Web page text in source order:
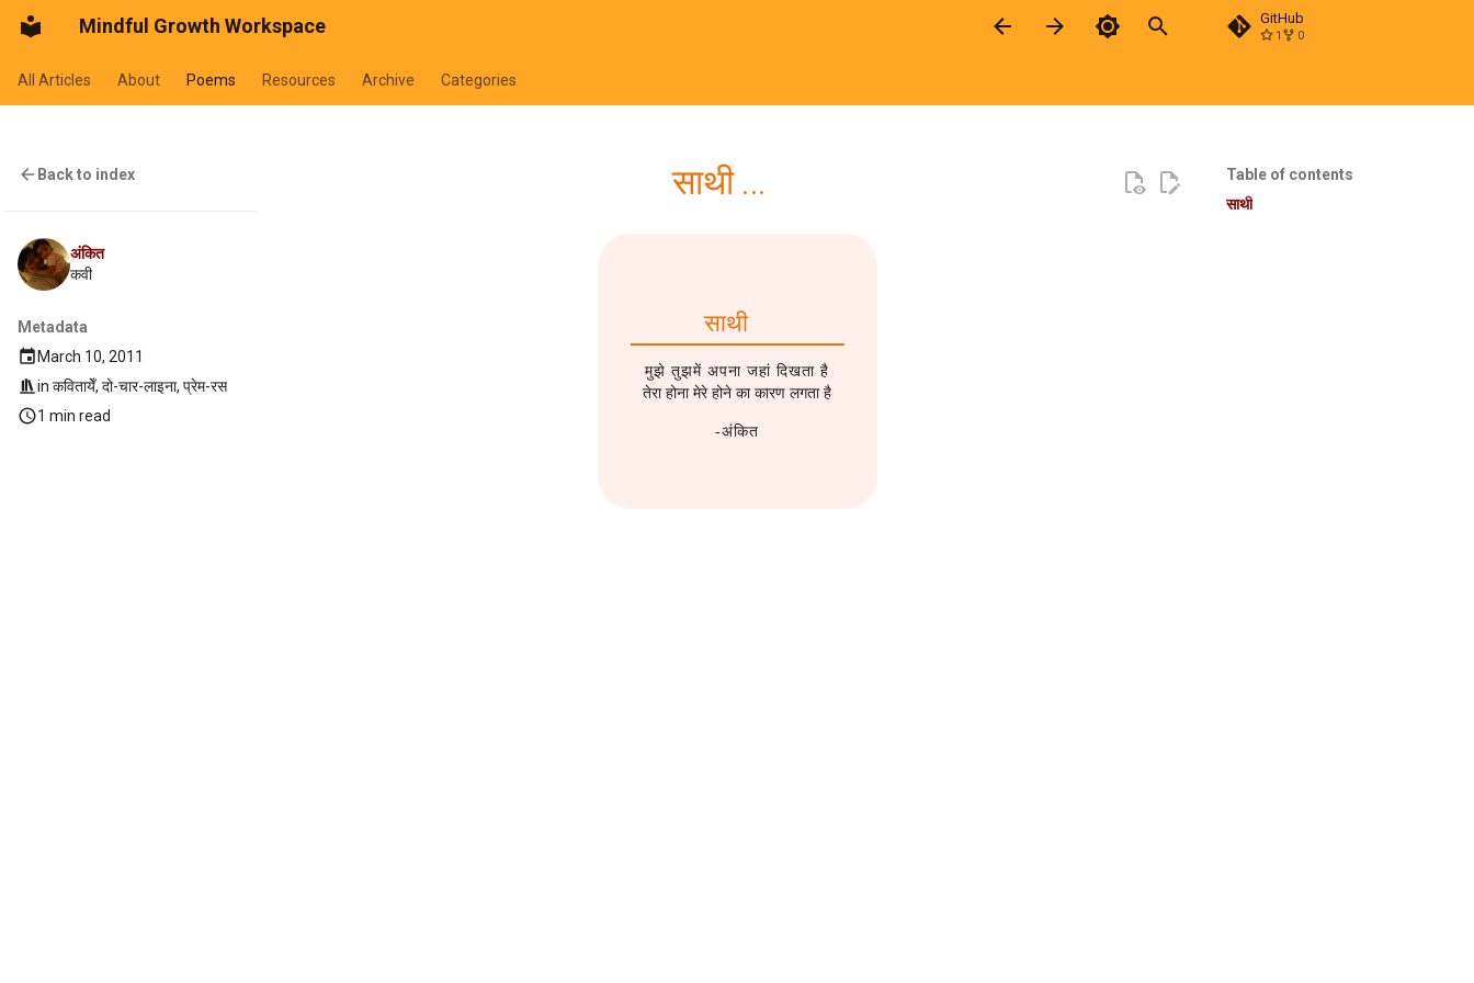
Mindful Growth Workspace GitHub
1 0
All Articles About Poems Resources Archive Categories
Table of contents
साथी
Back to index
अंकित
कवी
Metadata
March 10, 2011
inकवितायेँ,दो-चार-लाइना,प्रेम-रस
1 min read
साथी ...
साथी
मुझे तुझमें अपना जहां दिखता है
तेरा होना मेरे होने का कारण लगता है
-अंकित